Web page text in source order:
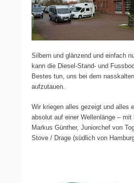
Silbern und glänzend und einfach
kann die Diesel-Stand- und
Bestes tun, uns bei dem
aufzutauen.
Wir kriegen alles gezeigt und alles
absolut auf einer Wellenlänge – mit
Markus Günther, Juniorchef von
Stove / Drage (südlich von